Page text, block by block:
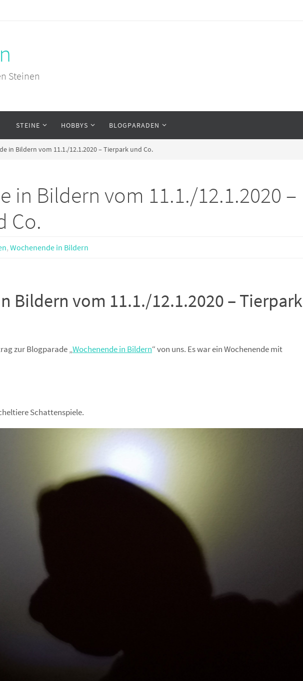
Steinen
STEINE HOBBYS BLOGPARADEN
in Bildern vom 11.1./12.1.2020 – Tierpark und Co.
in Bildern vom 11.1./12.1.2020 –
Co.
,Wochenende in Bildern
Bildern vom 11.1./12.1.2020 – Tierpark
zur Blogparade „Wochenende in Bildern“ von uns. Es war ein Wochenende mit
Schattenspiele.